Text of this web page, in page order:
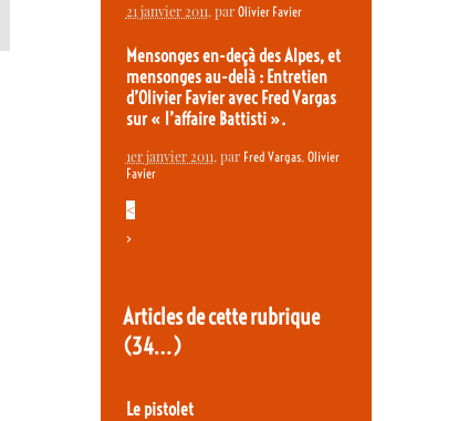
21 janvier 2011, par Olivier Favier
Mensonges en-deçà des Alpes, et
mensonges au-delà : Entretien
d’Olivier Favier avec Fred Vargas
sur « l’affaire Battisti ».
1er janvier 2011, par Fred Vargas, Olivier
Favier
<
>
Articles de cette rubrique
(34…)
Le pistolet